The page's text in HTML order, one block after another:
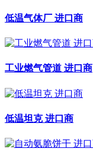
低温气体厂 进口商
工业燃气管道 进口商
低温坦克 进口商